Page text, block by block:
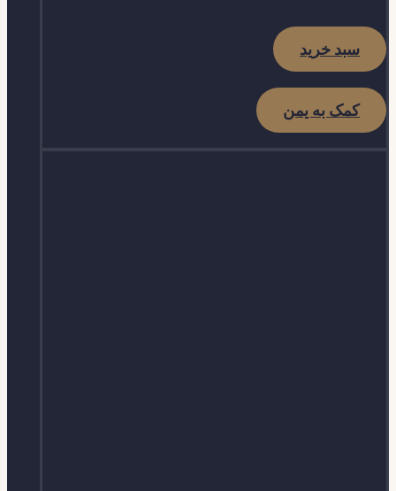
سبد خرید
کمک به یمن